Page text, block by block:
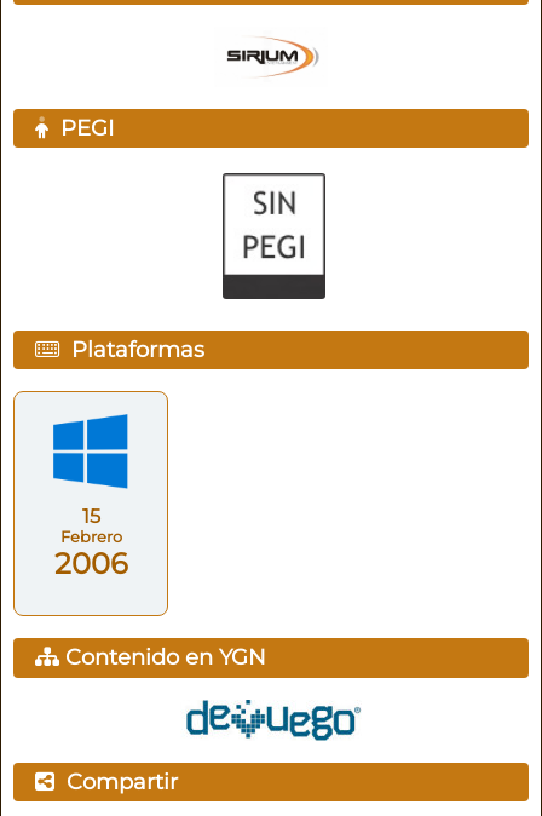
PEGI
Plataformas
15
Febrero
2006
Contenido en YGN
Compartir